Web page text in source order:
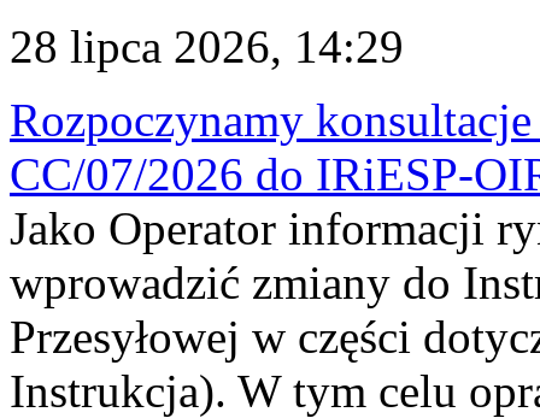
28 lipca 2026, 14:29
Rozpoczynamy
CC/07/2026 do IRiESP-
Jako Operator informacji
wprowadzić zmiany do
Przesyłowej w części
Instrukcja). W tym celu